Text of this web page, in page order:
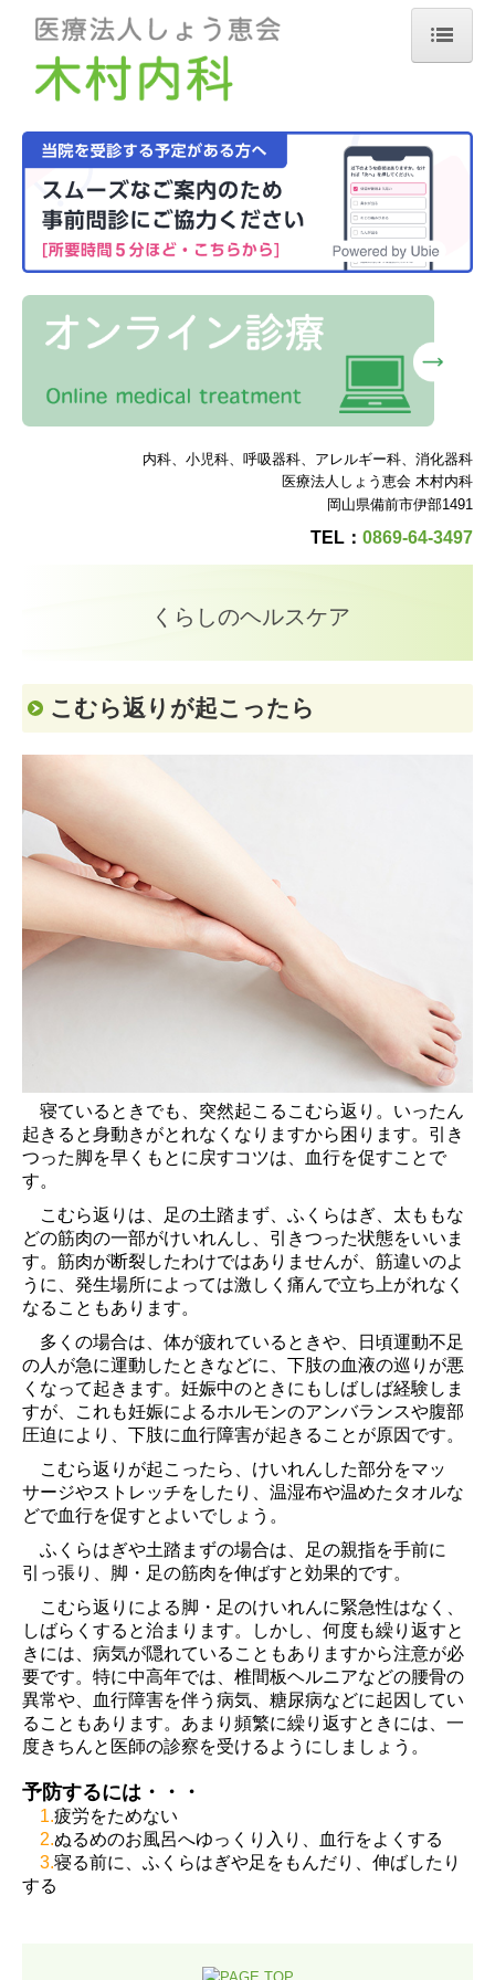
ホーム
初診のご案内
クリニックの概要
設備
リンク
健康サポート
内科、小児科、呼吸器科、アレルギー科、消化器科
医療法人しょう恵会 木村内科
岡山県備前市伊部1491
TEL： 0869-64-3497
くらしのヘルスケア
こむら返りが起こったら
寝ているときでも、突然起こるこむら返り。いったん
起きると身動きがとれなくなりますから困ります。引き
つった脚を早くもとに戻すコツは、血行を促すことで
す。
こむら返りは、足の土踏まず、ふくらはぎ、太ももな
どの筋肉の一部がけいれんし、引きつった状態をいいま
す。筋肉が断裂したわけではありませんが、筋違いのよ
うに、発生場所によっては激しく痛んで立ち上がれなく
なることもあります。
多くの場合は、体が疲れているときや、日頃運動不足
の人が急に運動したときなどに、下肢の血液の巡りが悪
くなって起きます。妊娠中のときにもしばしば経験しま
すが、これも妊娠によるホルモンのアンバランスや腹部
圧迫により、下肢に血行障害が起きることが原因です。
こむら返りが起こったら、けいれんした部分をマッ
サージやストレッチをしたり、温湿布や温めたタオルな
どで血行を促すとよいでしょう。
ふくらはぎや土踏まずの場合は、足の親指を手前に
引っ張り、脚・足の筋肉を伸ばすと効果的です。
こむら返りによる脚・足のけいれんに緊急性はなく、
しばらくすると治まります。しかし、何度も繰り返すと
きには、病気が隠れていることもありますから注意が必
要です。特に中高年では、椎間板ヘルニアなどの腰骨の
異常や、血行障害を伴う病気、糖尿病などに起因してい
ることもあります。あまり頻繁に繰り返すときには、一
度きちんと医師の診察を受けるようにしましょう。
予防するには・・・
1.疲労をためない
2.ぬるめのお風呂へゆっくり入り、血行をよくする
3.寝る前に、ふくらはぎや足をもんだり、伸ばしたり
する